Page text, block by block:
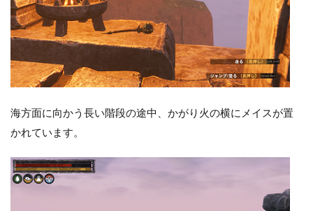
海方面に向かう長い階段の途中、かがり火の横にメイスが置
かれています。